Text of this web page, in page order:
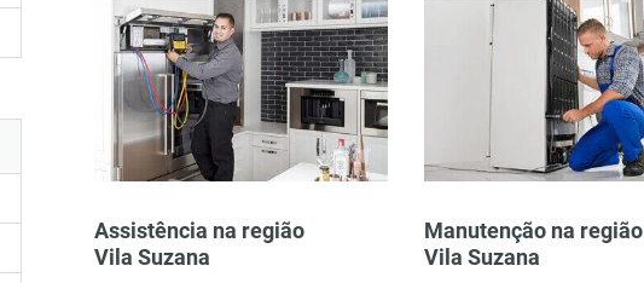
Assistência na região
Vila Suzana
Manutenção na região
Vila Suzana